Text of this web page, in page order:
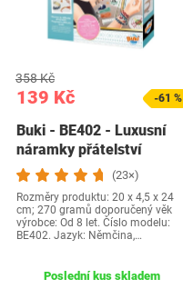
139 Kč
358 Kč
-61 %
Buki - BE402 - Luxusní
náramky přátelství
(23×)
Rozměry produktu: 20 x 4,5 x 24
cm; 270 gramů doporučený věk
výrobce: Od 8 let. Číslo modelu:
BE402. Jazyk: Němčina,…
Poslední kus skladem